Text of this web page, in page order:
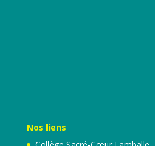
Nos liens